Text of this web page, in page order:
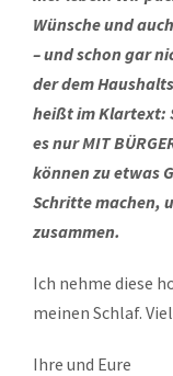
Wünsche und
– und schon gar
der dem
heißt im Klartext:
es nur MIT
können zu etwas
Schritte machen,
zusammen.
Ich nehme diese
meinen Schlaf.
Ihre und Eure